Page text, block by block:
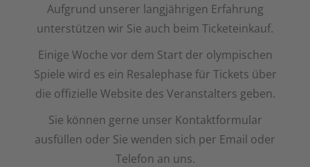
Aufgrund unserer langjährigen Erfahrung
unterstützen wir Sie auch beim Ticketeinkauf.
Einige Woche vor dem Start der olympischen
Spiele wird es ein Resalephase für Tickets über
die offizielle Website des Veranstalters geben.
Sie können gerne unser Kontaktformular
ausfüllen oder Sie wenden sich per Email oder
Telefon an uns.